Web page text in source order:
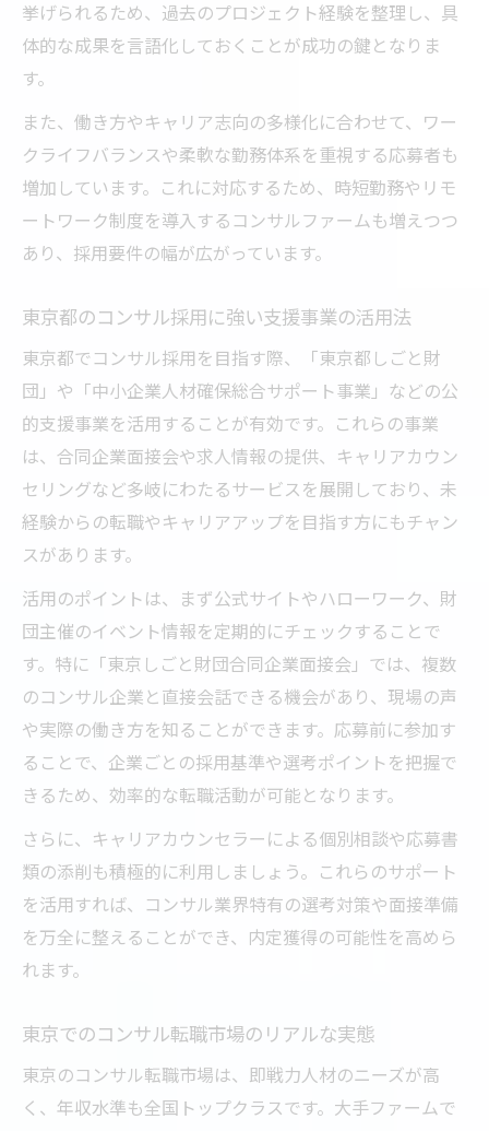
挙げられるため、過去のプロジェクト経験を整理し、具
体的な成果を言語化しておくことが成功の鍵となりま
す。
また、働き方やキャリア志向の多様化に合わせて、ワー
クライフバランスや柔軟な勤務体系を重視する応募者も
増加しています。これに対応するため、時短勤務やリモ
ートワーク制度を導入するコンサルファームも増えつつ
あり、採用要件の幅が広がっています。
東京都のコンサル採用に強い支援事業の活用法
東京都でコンサル採用を目指す際、「東京都しごと財
団」や「中小企業人材確保総合サポート事業」などの公
的支援事業を活用することが有効です。これらの事業
は、合同企業面接会や求人情報の提供、キャリアカウン
セリングなど多岐にわたるサービスを展開しており、未
経験からの転職やキャリアアップを目指す方にもチャン
スがあります。
活用のポイントは、まず公式サイトやハローワーク、財
団主催のイベント情報を定期的にチェックすることで
す。特に「東京しごと財団合同企業面接会」では、複数
のコンサル企業と直接会話できる機会があり、現場の声
や実際の働き方を知ることができます。応募前に参加す
ることで、企業ごとの採用基準や選考ポイントを把握で
きるため、効率的な転職活動が可能となります。
さらに、キャリアカウンセラーによる個別相談や応募書
類の添削も積極的に利用しましょう。これらのサポート
を活用すれば、コンサル業界特有の選考対策や面接準備
を万全に整えることができ、内定獲得の可能性を高めら
れます。
東京でのコンサル転職市場のリアルな実態
東京のコンサル転職市場は、即戦力人材のニーズが高
く、年収水準も全国トップクラスです。大手ファームで